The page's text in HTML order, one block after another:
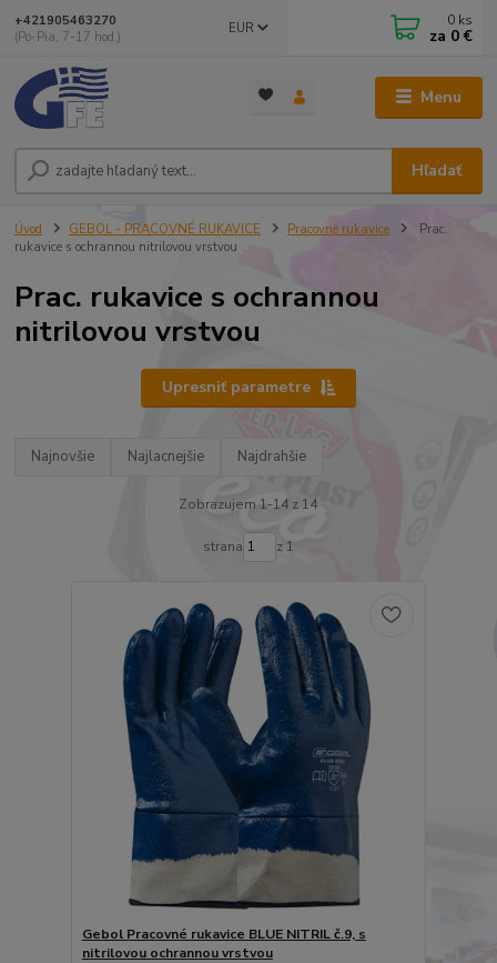
Menu
EUR
Hľadať
+421905463270
(Po-Pia, 7-17 hod.)
0 ks
za 0 €
Úvod GEBOL - PRACOVNÉ RUKAVICE Pracovné rukavice
Prac.
rukavice s ochrannou nitrilovou vrstvou
Prac. rukavice s ochrannou
nitrilovou vrstvou
Upresniť parametre
Najnovšie Najlacnejšie Najdrahšie
Zobrazujem 1-14 z 14
strana z 1
Gebol Pracovné rukavice BLUE NITRIL č.9, s
nitrilovou ochrannou vrstvou